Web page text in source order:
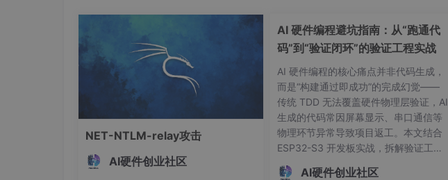
NET-NTLM-relay攻击
AI硬件创业社区
AI 硬件编程避坑指南：从“跑通代
码”到“验证闭环”的验证工程实战
AI 硬件编程的核心痛点并非代码生成，
而是“构建通过即成功”的完成幻觉——
传统 TDD 无法覆盖硬件物理层验证，AI
生成的代码常因屏幕显示、串口通信等
物理环节异常导致项目返工。本文结合
ESP32-S3 开发板实战，拆解验证工程
的核心逻辑，提供可落地的闭环方案，
AI硬件创业社区